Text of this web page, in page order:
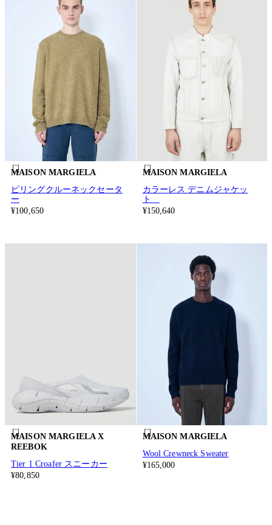
MAISON MARGIELA
ピリングクルーネックセータ
ー
¥100,650
MAISON MARGIELA
カラーレス デニムジャケッ
ト
¥150,640
MAISON MARGIELA X
REEBOK
Tier 1 Croafer スニーカー
¥80,850
MAISON MARGIELA
Wool Crewneck Sweater
¥165,000